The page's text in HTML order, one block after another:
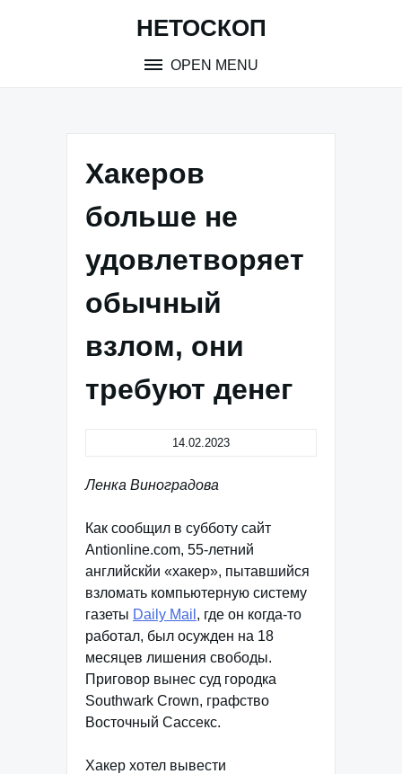
НЕТОСКОП
OPEN MENU
Хакеров
больше не
удовлетворяет
обычный
взлом, они
требуют денег
14.02.2023
Ленка Виноградова
Как сообщил в субботу сайт
Antionline.com, 55-летний
английскйи «хакер», пытавшийся
взломать компьютерную систему
газеты Daily Mail , где он когда-то
работал, был осужден на 18
месяцев лишения свободы.
Приговор вынес суд городка
Southwark Crown, графство
Восточный Сассекс.
Хакер хотел вывести